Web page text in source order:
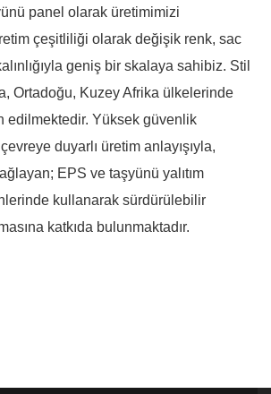
panel olarak üretimimizi
çeşitliliği olarak değişik renk, sac
geniş bir skalaya sahibiz. Stil
Ortadoğu, Kuzey Afrika ülkelerinde
edilmektedir. Yüksek güvenlik
duyarlı üretim anlayışıyla,
EPS ve taşyünü yalıtım
kullanarak sürdürülebilir
katkıda bulunmaktadır.